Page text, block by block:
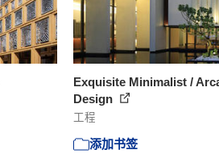
Exquisite Minimalist /
Design
工程
添加书签